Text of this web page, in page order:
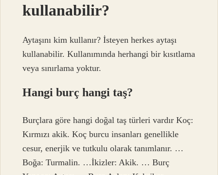
kullanabilir?
Aytaşını kim kullanır? İsteyen herkes aytaşı
kullanabilir. Kullanımında herhangi bir kısıtlama
veya sınırlama yoktur.
Hangi burç hangi taş?
Burçlara göre hangi doğal taş türleri vardır Koç:
Kırmızı akik. Koç burcu insanları genellikle
cesur, enerjik ve tutkulu olarak tanımlanır. …
Boğa: Turmalin. …İkizler: Akik. … Burç